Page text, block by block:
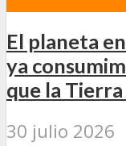
El planeta
ya
que la
30 julio 2026